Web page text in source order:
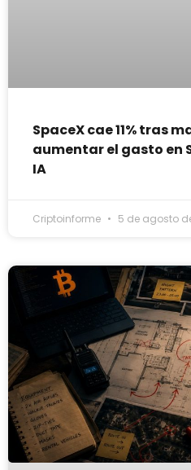
SpaceX cae 11% tras
aumentar el gasto en
IA
Criptoinforme 5 de agosto